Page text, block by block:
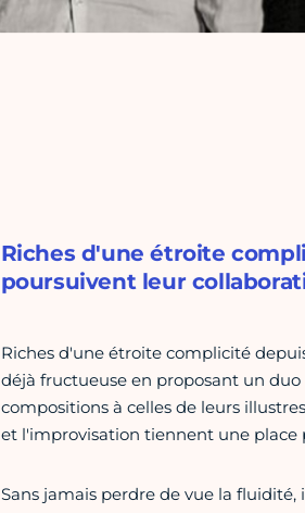
Riches d'une étroite
poursuivent leur
Riches d'une étroite complicité
déjà fructueuse en proposant un
compositions à celles de leurs
et l'improvisation tiennent une place
Sans jamais perdre de vue la